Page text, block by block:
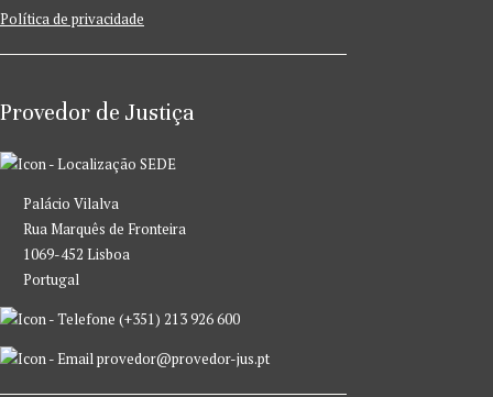
Política de privacidade
Provedor de Justiça
SEDE
Palácio Vilalva
Rua Marquês de Fronteira
1069-452 Lisboa
Portugal
(+351) 213 926 600
provedor@provedor-jus.pt